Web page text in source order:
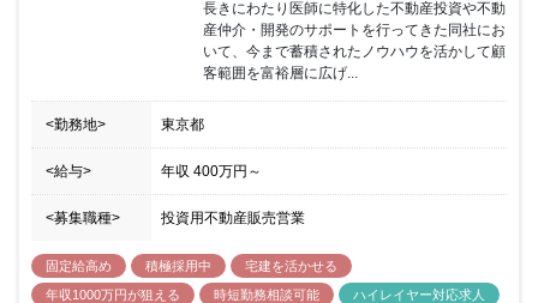
長きにわたり医師に特化した不動産投資や不動
産仲介・開発のサポートを行ってきた同社にお
いて、今まで蓄積されたノウハウを活かして顧
客範囲を富裕層に広げ...
<勤務地> 東京都
<給与> 年収 400万円 ～
<募集職種> 投資用不動産販売営業
固定給高め 積極採用中
宅建を活かせる
年収1000万円が狙える
時短勤務相談可能 ハイレイヤー対応求人